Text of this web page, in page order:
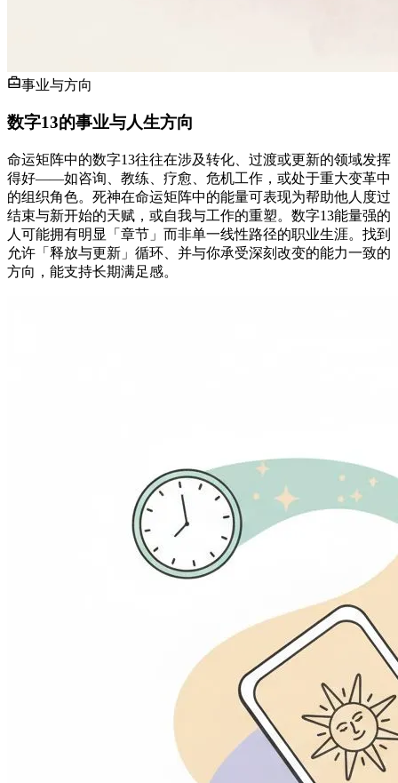
事业与方向
数字13的事业与人生方向
命运矩阵中的数字13往往在涉及转化、过渡或更新的领域发挥
得好——如咨询、教练、疗愈、危机工作，或处于重大变革中
的组织角色。死神在命运矩阵中的能量可表现为帮助他人度过
结束与新开始的天赋，或自我与工作的重塑。数字13能量强的
人可能拥有明显「章节」而非单一线性路径的职业生涯。找到
允许「释放与更新」循环、并与你承受深刻改变的能力一致的
方向，能支持长期满足感。